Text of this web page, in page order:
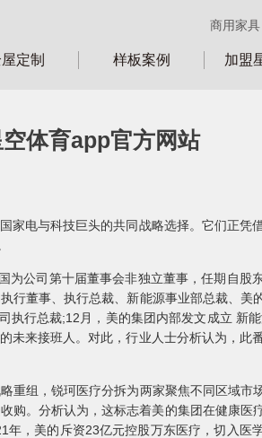
商用家具
定制 样板案例 加盟
体育app官方网站
家电与科技巨头的共同战略选择。它们正凭
公司第十届董事会非独立董事，任期自股
行董事、执行总裁、新能源事业部总裁、美
执行总裁;12月，美的集团内部发文成立 新
未来接班人。对此，行业人士分析认为，此
重组，锐珂医疗分拆为两家聚焦不同区域市
购。分析认为，这标志着美的集团在健康医
，美的斥资23亿元控股万东医疗，切入医